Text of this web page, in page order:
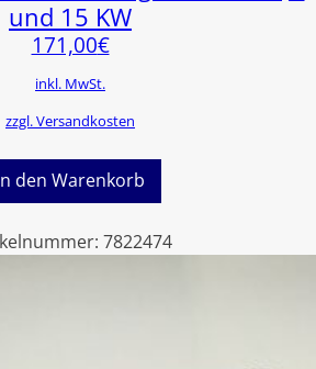
und 15 KW
171,00€
inkl. MwSt.
zzgl. Versandkosten
den Warenkorb
7822474